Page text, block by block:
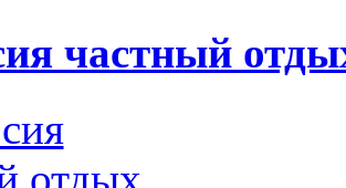
частный